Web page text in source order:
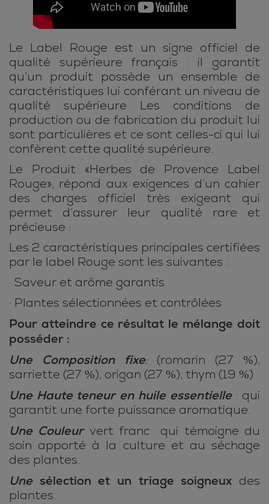
Le Label Rouge est un signe officiel de
qualité supérieure français : il garantit
qu’un produit possède un ensemble de
caractéristiques lui conférant un niveau de
qualité supérieure Les conditions de
production ou de fabrication du produit lui
sont particulières et ce sont celles-ci qui lui
confèrent cette qualité supérieure.
Le Produit «Herbes de Provence Label
Rouge», répond aux exigences d’un cahier
des charges officiel très exigeant qui
permet d’assurer leur qualité rare et
précieuse :
Les 2 caractéristiques principales certifiées
par le label Rouge sont les suivantes :
· Saveur et arôme garantis
· Plantes sélectionnées et contrôlées
Pour atteindre ce résultat le mélange doit
posséder :
Une Composition fixe:(romarin (27 %),
sarriette (27 %), origan (27 %), thym (19 %)
Une Haute teneur en huile essentielle: qui
garantit une forte puissance aromatique.
Une Couleurvert franc qui témoigne du
soin apporté à la culture et au séchage
des plantes.
Une sélection et un triage soigneux des
plantes.